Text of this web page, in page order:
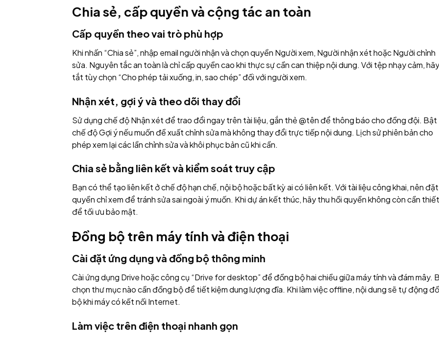
Chia sẻ, cấp quyền và cộng tác an toàn
Cấp quyền theo vai trò phù hợp
Khi nhấn “Chia sẻ”, nhập email người nhận và chọn quyền Người xem, Người nhận xét hoặc Người chỉnh
sửa. Nguyên tắc an toàn là chỉ cấp quyền cao khi thực sự cần can thiệp nội dung. Với tệp nhạy cảm, hãy
tắt tùy chọn “Cho phép tải xuống, in, sao chép” đối với người xem.
Nhận xét, gợi ý và theo dõi thay đổi
Sử dụng chế độ Nhận xét để trao đổi ngay trên tài liệu, gắn thẻ @tên để thông báo cho đồng đội. Bật
chế độ Gợi ý nếu muốn đề xuất chỉnh sửa mà không thay đổi trực tiếp nội dung. Lịch sử phiên bản cho
phép xem lại các lần chỉnh sửa và khôi phục bản cũ khi cần.
Chia sẻ bằng liên kết và kiểm soát truy cập
Bạn có thể tạo liên kết ở chế độ hạn chế, nội bộ hoặc bất kỳ ai có liên kết. Với tài liệu công khai, nên đặt
quyền chỉ xem để tránh sửa sai ngoài ý muốn. Khi dự án kết thúc, hãy thu hồi quyền không còn cần thiết
để tối ưu bảo mật.
Đồng bộ trên máy tính và điện thoại
Cài đặt ứng dụng và đồng bộ thông minh
Cài ứng dụng Drive hoặc công cụ “Drive for desktop” để đồng bộ hai chiều giữa máy tính và đám mây.
chọn thư mục nào cần đồng bộ để tiết kiệm dung lượng đĩa. Khi làm việc offline, nội dung sẽ tự động
bộ khi máy có kết nối Internet.
Làm việc trên điện thoại nhanh gọn